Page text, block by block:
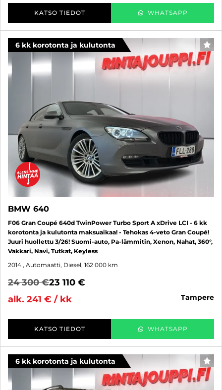
KATSO TIEDOT WHATSAPP
6 kk korotonta ja kulutonta
BMW 640
F06 Gran Coupé 640d TwinPower Turbo Sport A xDrive LCI - 6 kk
korotonta ja kulutonta maksuaikaa! - Tehokas 4-veto Gran Coupé!
Juuri huollettu 3/26! Suomi-auto, Pa-lämmitin, Xenon, Nahat, 360°,
Vakkari, Navi, Tutkat, Keyless
2014 , Automaatti, Diesel, 162 000 km
24 300 €23 110 €
alk. 241 € / kk
tampere
KATSO TIEDOT WHATSAPP
6 kk korotonta ja kulutonta